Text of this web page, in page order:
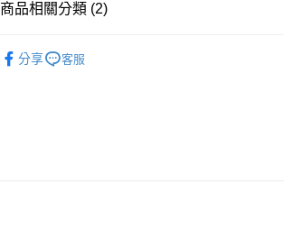
每筆NT$60，滿NT$1,000(含以上)免運費
每筆NT$60，滿NT$1,000(含以上)免運費
商品相關分類 (2)
分享 客服